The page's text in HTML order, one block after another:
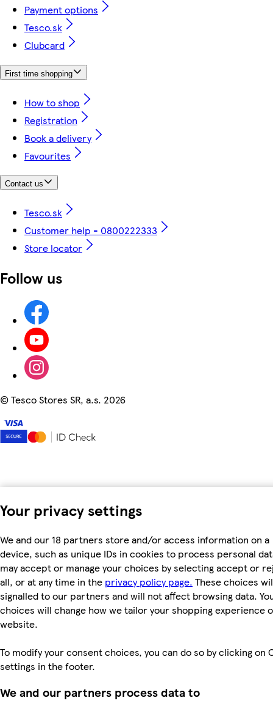
Your privacy settings
We and our 18 partners store and/or access information on a
device, such as unique IDs in cookies to process personal
may accept or manage your choices by selecting accept or
all, or at any time in the privacy policy page. These choices
signalled to our partners and will not affect browsing data.
choices will change how we tailor your shopping experience
website.
To modify your consent choices, you can do so by clicking on
settings in the footer.
We and our partners process data to
Payment options
Tesco.sk
Clubcard
First time shopping
How to shop
Registration
Book a delivery
Favourites
Contact us
Tesco.sk
Customer help - 0800222333
Store locator
Follow us
©Tesco Stores SR, a.s. 2026